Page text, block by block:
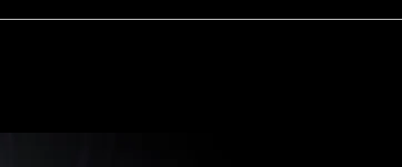
conçus et fabriqués par notre équipe